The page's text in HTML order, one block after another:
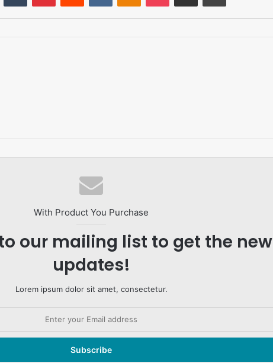
With Product You Purchase
our mailing list to get the new
updates!
Lorem ipsum dolor sit amet, consectetur.